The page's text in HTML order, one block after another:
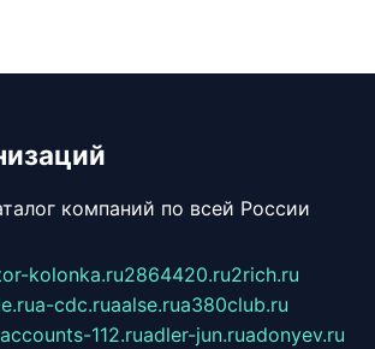
компаний по всей России
kolonka.ru2864420.ru2rich.ru
a-cdc.ruaalse.rua380club.ru
accounts-112.ruadler-jun.ruadonyev.ru